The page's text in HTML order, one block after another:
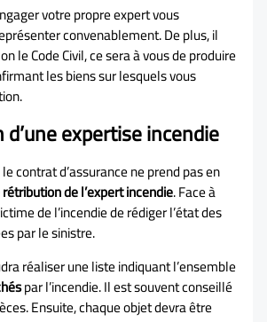
votre propre expert vous
convenablement. De plus, il
le Code Civil, ce sera à vous de produire
les biens sur lesquels vous
expertise incendie
contrat d’assurance ne prend pas en
de l’expert incendie. Face à
de l’incendie de rédiger l’état des
par le sinistre.
réaliser une liste indiquant l’ensemble
par l’incendie. Il est souvent conseillé
Ensuite, chaque objet devra être